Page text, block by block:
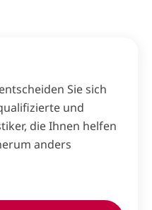
Sie sich
und
die Ihnen helfen
anders